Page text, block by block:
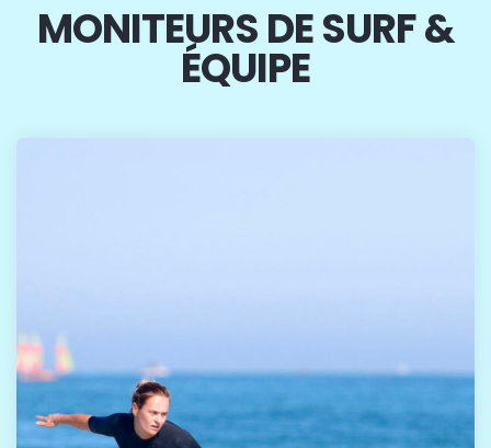
MONITEURS DE SURF &
ÉQUIPE